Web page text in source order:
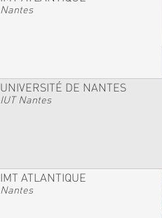
Nantes
UNIVERSITÉ DE NANTES
IUT Nantes
IMT ATLANTIQUE
Nantes